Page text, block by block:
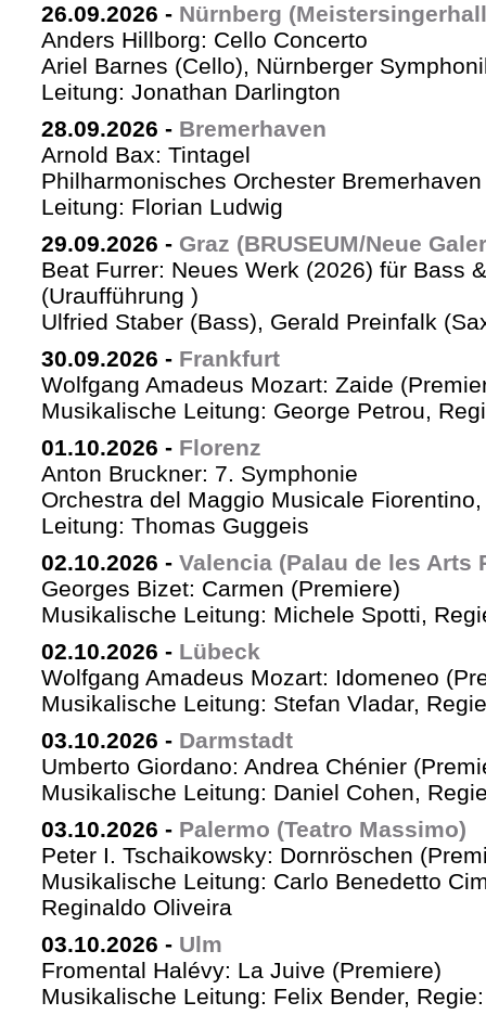
26.09.2026 - Nürnberg
Anders Hillborg: Cello Concerto
Ariel Barnes (Cello), Nürnberger
Leitung: Jonathan Darlington
28.09.2026 - Bremerhaven
Arnold Bax: Tintagel
Philharmonisches Orchester
Leitung: Florian Ludwig
29.09.2026 - Graz (BRUSEUM/Neue
Beat Furrer: Neues Werk (2026) für Bass
(Uraufführung )
Ulfried Staber (Bass), Gerald Preinfalk
30.09.2026 - Frankfurt
Wolfgang Amadeus Mozart: Zaide
Musikalische Leitung: George Petrou,
01.10.2026 - Florenz
Anton Bruckner: 7. Symphonie
Orchestra del Maggio Musicale
Leitung: Thomas Guggeis
02.10.2026 - Valencia (Palau de les Arts
Georges Bizet: Carmen (Premiere)
Musikalische Leitung: Michele Spotti,
02.10.2026 - Lübeck
Wolfgang Amadeus Mozart: Idomeneo
Musikalische Leitung: Stefan Vladar,
03.10.2026 - Darmstadt
Umberto Giordano: Andrea Chénier
Musikalische Leitung: Daniel Cohen,
03.10.2026 - Palermo (Teatro Massimo)
Peter I. Tschaikowsky: Dornröschen
Musikalische Leitung: Carlo Benedetto
Reginaldo Oliveira
03.10.2026 - Ulm
Fromental Halévy: La Juive (Premiere)
Musikalische Leitung: Felix Bender,